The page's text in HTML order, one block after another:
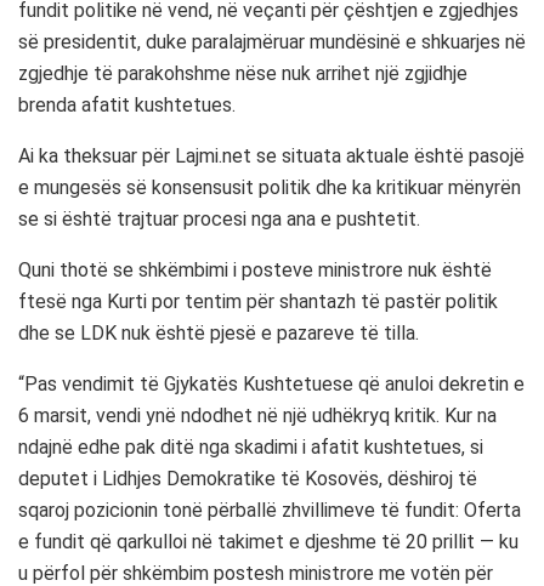
fundit politike në vend, në veçanti për çështjen e zgjedhjes
së presidentit, duke paralajmëruar mundësinë e shkuarjes në
zgjedhje të parakohshme nëse nuk arrihet një zgjidhje
brenda afatit kushtetues.
Ai ka theksuar për Lajmi.net se situata aktuale është pasojë
e mungesës së konsensusit politik dhe ka kritikuar mënyrën
se si është trajtuar procesi nga ana e pushtetit.
Quni thotë se shkëmbimi i posteve ministrore nuk është
ftesë nga Kurti por tentim për shantazh të pastër politik
dhe se LDK nuk është pjesë e pazareve të tilla.
“Pas vendimit të Gjykatës Kushtetuese që anuloi dekretin e
6 marsit, vendi ynë ndodhet në një udhëkryq kritik. Kur na
ndajnë edhe pak ditë nga skadimi i afatit kushtetues, si
deputet i Lidhjes Demokratike të Kosovës, dëshiroj të
sqaroj pozicionin tonë përballë zhvillimeve të fundit: Oferta
e fundit që qarkulloi në takimet e djeshme të 20 prillit — ku
u përfol për shkëmbim postesh ministrore me votën për